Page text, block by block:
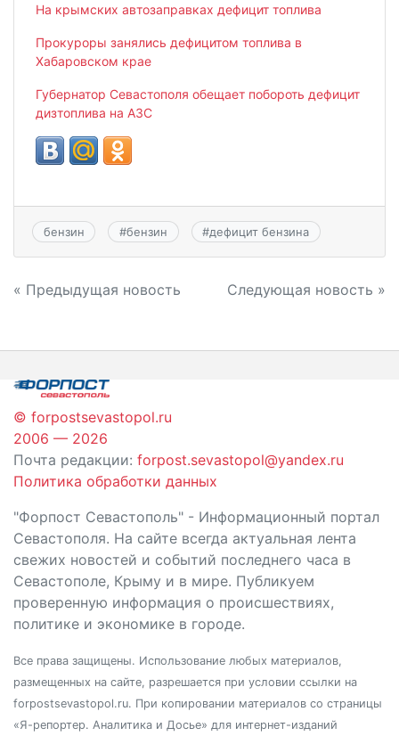
На крымских автозаправках дефицит топлива
Прокуроры занялись дефицитом топлива в
Хабаровском крае
Губернатор Севастополя обещает побороть дефицит
дизтоплива на АЗС
бензин #бензин #дефицит бензина
Навигация
записям
« Предыдущая новость Следующая новость »
© forpostsevastopol.ru
2006 — 2026
Почта редакции: forpost.sevastopol@yandex.ru
Политика обработки данных
"Форпост Севастополь" - Информационный портал
Севастополя. На сайте всегда актуальная лента
свежих новостей и событий последнего часа в
Севастополе, Крыму и в мире. Публикуем
проверенную информация о происшествиях,
политике и экономике в городе.
Все права защищены. Использование любых материалов,
размещенных на сайте, разрешается при условии ссылки на
forpostsevastopol.ru. При копировании материалов со страницы
«Я-репортер. Аналитика и Досье» для интернет-изданий